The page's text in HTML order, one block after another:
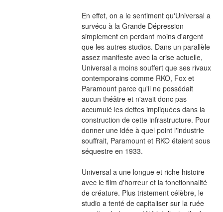
En effet, on a le sentiment qu'Universal a
survécu à la Grande Dépression
simplement en perdant moins d'argent
que les autres studios. Dans un parallèle
assez manifeste avec la crise actuelle,
Universal a moins souffert que ses rivaux
contemporains comme RKO, Fox et
Paramount parce qu'il ne possédait
aucun théâtre et n'avait donc pas
accumulé les dettes impliquées dans la
construction de cette infrastructure. Pour
donner une idée à quel point l'industrie
souffrait, Paramount et RKO étaient sous
séquestre en 1933.
Universal a une longue et riche histoire
avec le film d'horreur et la fonctionnalité
de créature. Plus tristement célèbre, le
studio a tenté de capitaliser sur la ruée